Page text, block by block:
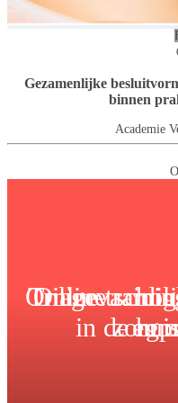
in de
Gezamenlijke
binnen
Academie
Online
Online
en